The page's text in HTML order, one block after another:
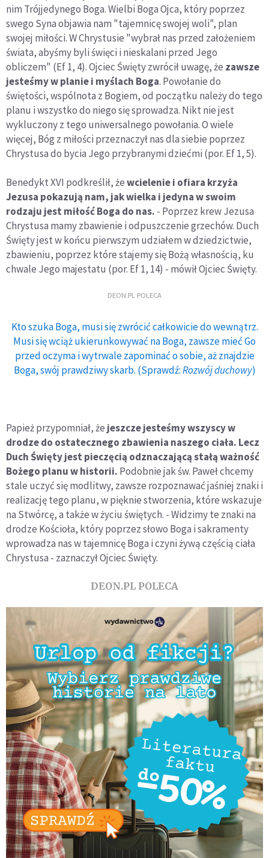
nim Trójjedynego Boga. Wielbi Boga Ojca, który poprzez
swego Syna objawia nam "tajemnicę swojej woli", plan
swojej miłości. W Chrystusie "wybrał nas przed założeniem
świata, abyśmy byli święci i nieskalani przed Jego
obliczem" (Ef 1, 4). Ojciec Święty zwrócił uwagę, że zawsze
jesteśmy w planie i myślach Boga. Powołanie do
świętości, wspólnota z Bogiem, od początku należy do tego
planu i wszystko do niego się sprowadza. Nikt nie jest
wykluczony z tego uniwersalnego powołania. O wiele
więcej, Bóg z miłości przeznaczył nas dla siebie poprzez
Chrystusa do bycia Jego przybranymi dziećmi (por. Ef 1, 5).
Benedykt XVI podkreślił, żewcielenie i ofiara krzyża
Jezusa pokazują nam, jak wielka i jedyna w swoim
rodzaju jest miłość Boga do nas. - Poprzez krew Jezusa
Chrystusa mamy zbawienie i odpuszczenie grzechów. Duch
Święty jest w końcu pierwszym udziałem w dziedzictwie,
zbawieniu, poprzez które stajemy się Bożą własnością, ku
chwale Jego majestatu (por. Ef 1, 14) - mówił Ojciec Święty.
DEON.PL POLECA
Kto szuka Boga, musi się zwrócić całkowicie do wewnątrz.
Musi się wciąż ukierunkowywać na Boga, zawsze mieć Go
przed oczyma i wytrwale zapominać o sobie, aż znajdzie
Boga, swój prawdziwy skarb. (Sprawdź:Rozwój duchowy)
Papież przypomniał, że jeszcze jesteśmy wszyscy w
drodze do ostatecznego zbawienia naszego ciała. Lecz
Duch Święty jest pieczęcią odznaczającą stałą ważność
Bożego planu w historii. Podobnie jak św. Paweł chcemy
stale uczyć się modlitwy, zawsze rozpoznawać jaśniej znaki i
realizację tego planu, w pięknie stworzenia, które wskazuje
na Stwórcę, a także w życiu świętych. - Widzimy te znaki na
drodze Kościoła, który poprzez słowo Boga i sakramenty
wprowadza nas w tajemnicę Boga i czyni żywą częścią ciała
Chrystusa - zaznaczył Ojciec Święty.
DEON.PL POLECA